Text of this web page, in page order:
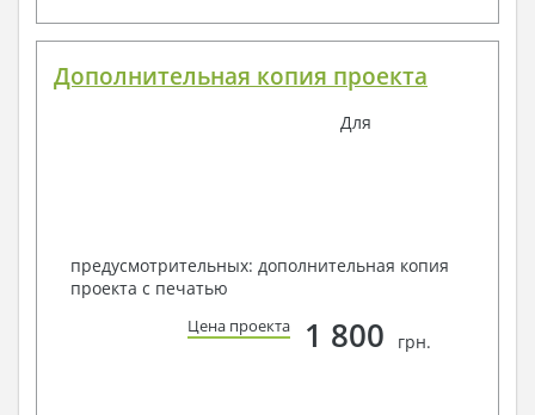
Дополнительная копия проекта
Для
предусмотрительных: дополнительная копия
проекта с печатью
Цена проекта 1 800 грн.